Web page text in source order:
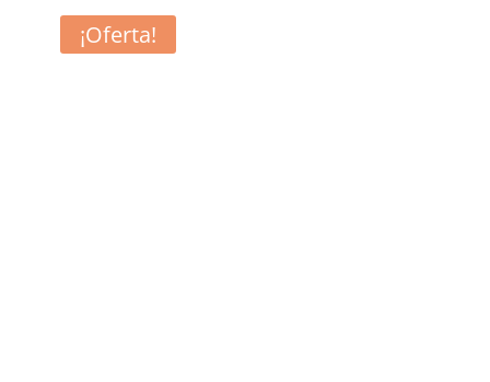
¡Oferta!